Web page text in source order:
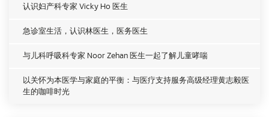
认识妇产科专家 Vicky Ho 医生
急诊室生活，认识林医生，医务医生
与儿科呼吸科专家 Noor Zehan 医生一起了解儿童哮喘
以关怀为本医学与家庭的平衡：与医疗支持服务高级经理黄志毅医
生的咖啡时光